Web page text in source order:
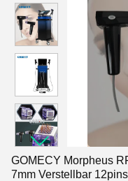
GOMECY Morpheus
7mm Verstellbar